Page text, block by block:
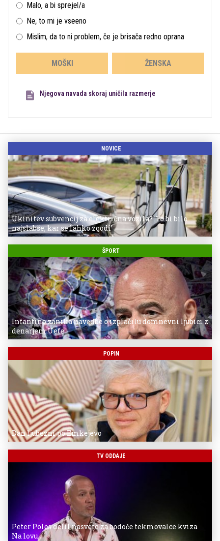
Malo, a bi sprejel/a
Ne, to mi je vseeno
Mislim, da to ni problem, če je brisača redno oprana
MOŠKI ŽENSKA
Njegova navada skoraj uničila razmerje
NOVICE
Ukinitev subvencij za električna vozila? 'To bi bilo
najslabše, kar se lahko zgodi'
ŠPORT
Infantino zanika navedbe o izplačilu domnevni ljubici z
denarjem Uefe
POPIN
Dan ljubezni po Emkejevo
TV ODDAJE
Peter Poles delil nasvete za bodoče tekmovalce kviza
Na lovu